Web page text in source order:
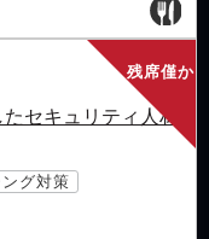
残席僅か
セキュリティ人材
グ対策